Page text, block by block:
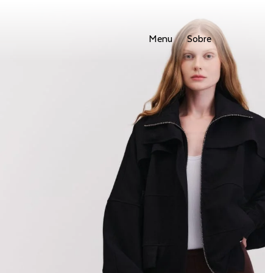
Menu Sobre